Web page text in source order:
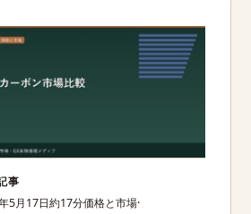
事
5月17日約17分価格と市場·